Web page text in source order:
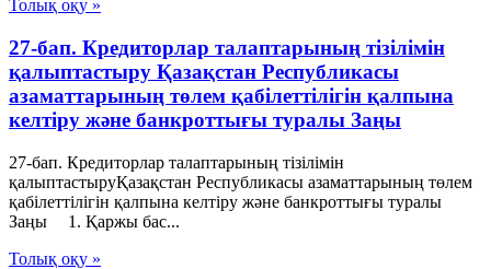
Толық оқу »
27-бап. Кредиторлар талаптарының тізілімін
қалыптастыру Қазақстан Республикасы
азаматтарының төлем қабілеттілігін қалпына
келтіру және банкроттығы туралы Заңы
27-бап. Кредиторлар талаптарының тізілімін
қалыптастыруҚазақстан Республикасы азаматтарының төлем
қабілеттілігін қалпына келтіру және банкроттығы туралы
Заңы 1. Қаржы бас...
Толық оқу »